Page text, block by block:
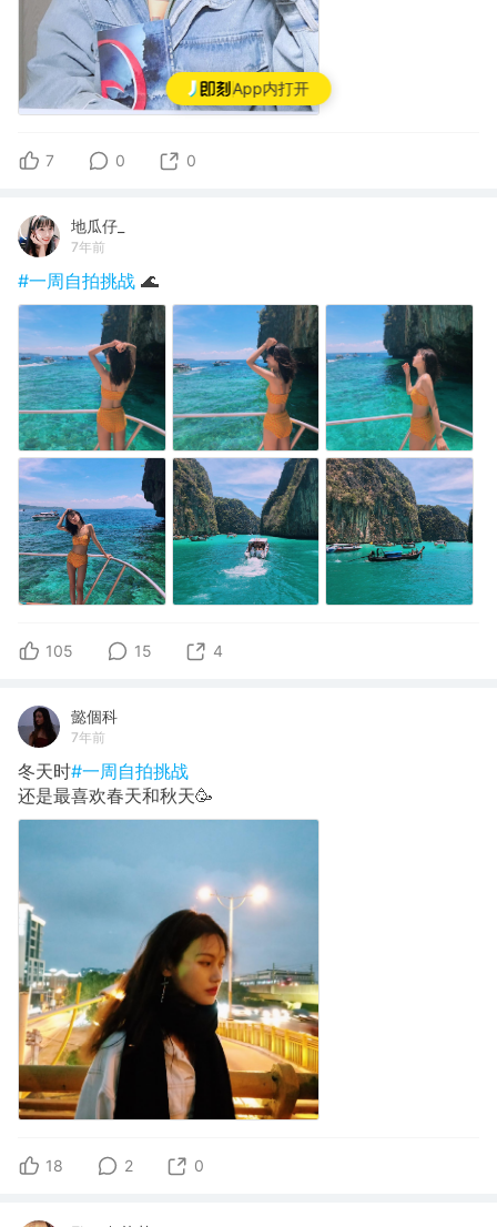
App内打开
7 0 0
地瓜仔_
7年前
#一周自拍挑战 🌊
105 15 4
懿個科
7年前
冬天时#一周自拍挑战
还是最喜欢春天和秋天🥳
18 2 0